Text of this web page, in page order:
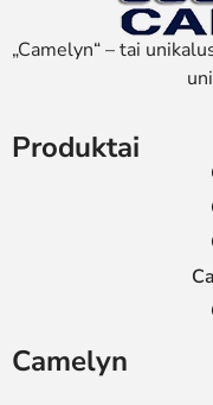
„Camelyn“ – tai
Produktai
Camelyn